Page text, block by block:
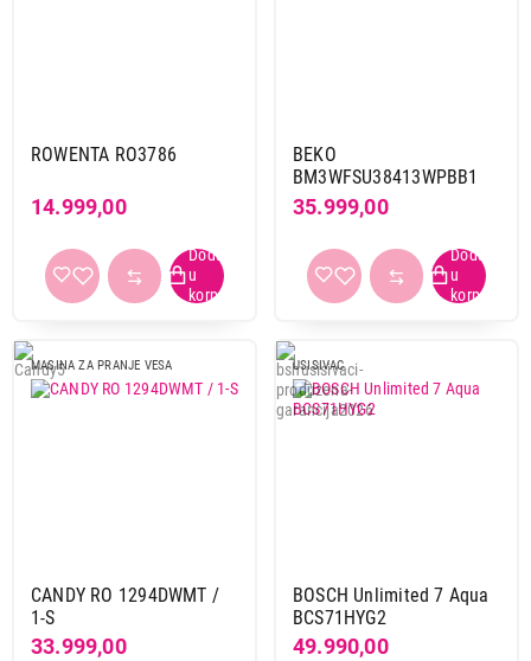
ROWENTA RO3786
14.999,00
BEKO
BM3WFSU38413WPBB1
35.999,00
MASINA ZA PRANJE VESA
CANDY RO 1294DWMT /
1-S
33.999,00
USISIVAC
BOSCH Unlimited 7 Aqua
BCS71HYG2
49.990,00